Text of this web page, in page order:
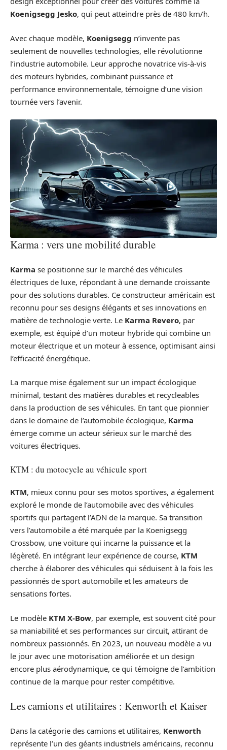
Koenigsegg Jesko, qui peut atteindre près de 480 km/h.
Avec chaque modèle, Koenigsegg n’invente pas
seulement de nouvelles technologies, elle révolutionne
l’industrie automobile. Leur approche novatrice vis-à-vis
des moteurs hybrides, combinant puissance et
performance environnementale, témoigne d’une vision
tournée vers l’avenir.
Karma : vers une mobilité durable
Karma se positionne sur le marché des véhicules
électriques de luxe, répondant à une demande croissante
pour des solutions durables. Ce constructeur américain est
reconnu pour ses designs élégants et ses innovations en
matière de technologie verte. Le Karma Revero, par
exemple, est équipé d’un moteur hybride qui combine un
moteur électrique et un moteur à essence, optimisant ainsi
l’efficacité énergétique.
La marque mise également sur un impact écologique
minimal, testant des matières durables et recycleables
dans la production de ses véhicules. En tant que pionnier
dans le domaine de l’automobile écologique, Karma
émerge comme un acteur sérieux sur le marché des
voitures électriques.
KTM : du motocycle au véhicule sport
KTM, mieux connu pour ses motos sportives, a également
exploré le monde de l’automobile avec des véhicules
sportifs qui partagent l’ADN de la marque. Sa transition
vers l’automobile a été marquée par la Koenigsegg
Crossbow, une voiture qui incarne la puissance et la
légèreté. En intégrant leur expérience de course, KTM
cherche à élaborer des véhicules qui séduisent à la fois les
passionnés de sport automobile et les amateurs de
sensations fortes.
Le modèle KTM X-Bow, par exemple, est souvent cité pour
sa maniabilité et ses performances sur circuit, attirant de
nombreux passionnés. En 2023, un nouveau modèle a vu
le jour avec une motorisation améliorée et un design
encore plus aérodynamique, ce qui témoigne de l’ambition
continue de la marque pour rester compétitive.
Les camions et utilitaires : Kenworth et Kaiser
Dans la catégorie des camions et utilitaires, Kenworth
représente l’un des géants industriels américains, reconnu